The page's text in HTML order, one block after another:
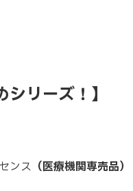
リーズ！】
ンス （医療機関専売品）